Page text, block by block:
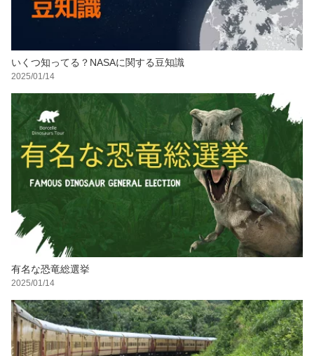
いくつ知ってる？NASAに関する豆知識
2025/01/14
有名な恐竜総選挙
2025/01/14